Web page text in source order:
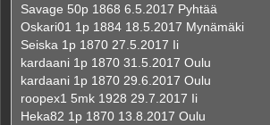
Savage 50p 1868 6.5.2017 Pyhtää
Oskari01 1p 1884 18.5.2017 Mynämäki
Seiska 1p 1870 27.5.2017 Ii
kardaani 1p 1870 31.5.2017 Oulu
kardaani 1p 1870 29.6.2017 Oulu
roopex1 5mk 1928 29.7.2017 Ii
Heka82 1p 1870 13.8.2017 Oulu